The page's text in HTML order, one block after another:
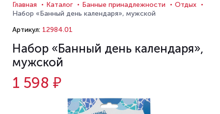
Главная Каталог Банные принадлежности
Отдых
Набор «Банный день календаря», мужской
Артикул: 12984.01
Набор «Банный день календаря»,
мужской
1 598 ₽